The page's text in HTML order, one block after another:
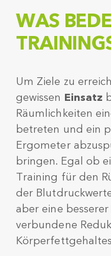
WAS
Um Ziele zu
gewissen Einsatz
Räumlichkeiten
betreten und ein
Ergometer
bringen. Egal ob
Training für den
der
aber eine
verbundene